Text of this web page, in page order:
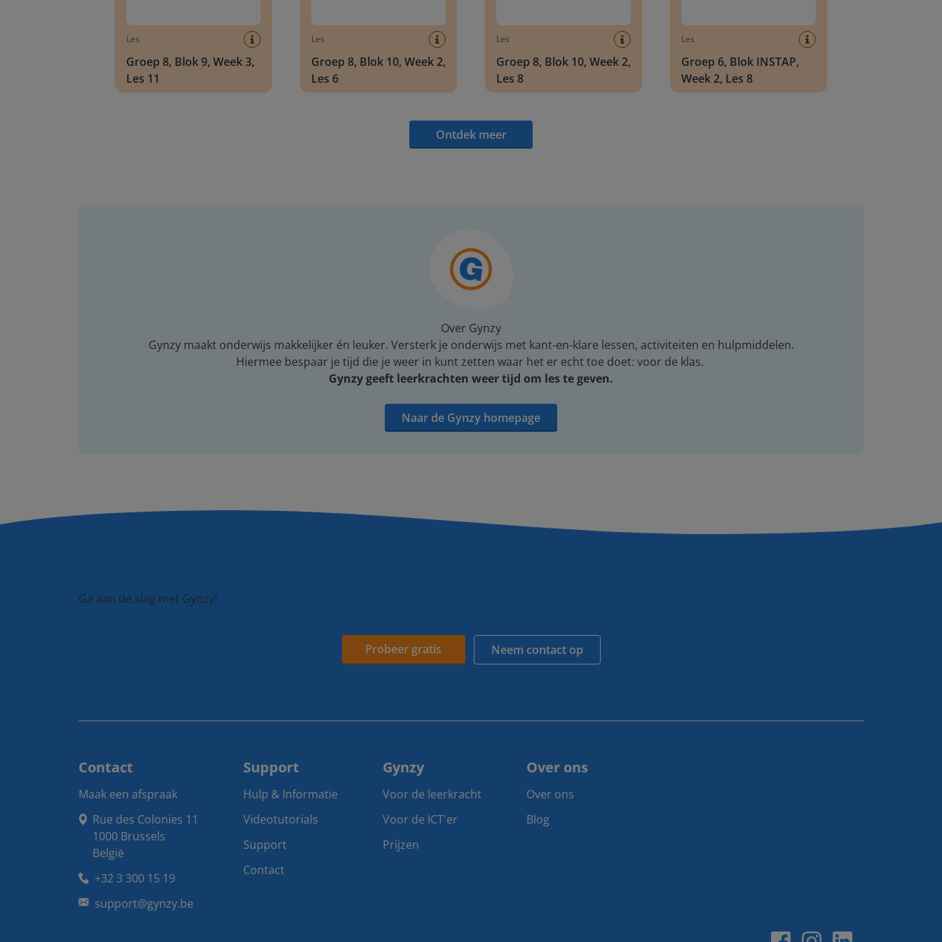
Les
Groep 8, Blok 9, Week 3,
Les 11
Les
Groep 8, Blok 10, Week 2,
Les 6
Les
Groep 8, Blok 10, Week 2,
Les 8
Les
Groep 6, Blok INSTAP,
Week 2, Les 8
Ontdek meer
Over Gynzy
Gynzy maakt onderwijs makkelijker én leuker. Versterk je onderwijs met kant-en-klare lessen, activiteiten en hulpmiddelen.
Hiermee bespaar je tijd die je weer in kunt zetten waar het er echt toe doet: voor de klas.
Gynzy geeft leerkrachten weer tijd om les te geven.
Naar de Gynzy homepage
Ga aan de slag met Gynzy!
Probeer gratis Neem contact op
Contact
Maak een afspraak
Rue des Colonies 11
1000 Brussels
België
+32 3 300 15 19
support@gynzy.be
Support
Hulp & Informatie
Videotutorials
Support
Contact
Gynzy
Voor de leerkracht
Voor de ICT'er
Prijzen
Over ons
Over ons
Blog